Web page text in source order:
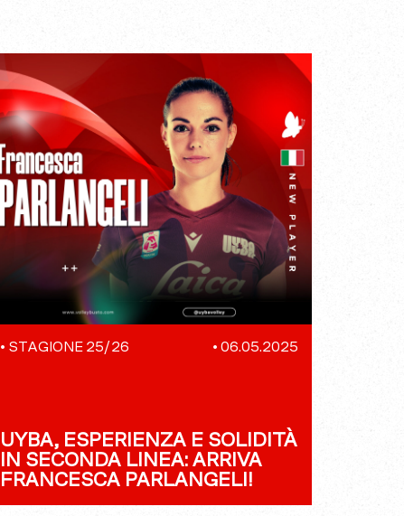
• STAGIONE 25/26 • 06.05.2025
UYBA, ESPERIENZA E SOLIDITÀ
IN SECONDA LINEA: ARRIVA
FRANCESCA PARLANGELI!